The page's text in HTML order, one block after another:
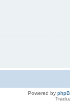
Powered by